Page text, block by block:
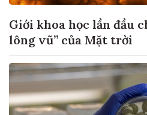
Giới khoa học lần đầu
lông vũ” của Mặt trời